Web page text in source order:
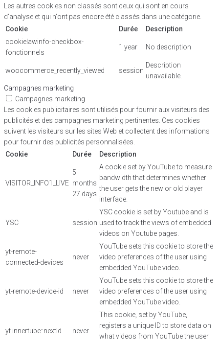
Les autres cookies non classés sont ceux qui sont en cours
d'analyse et qui n'ont pas encore été classés dans une catégorie.
Cookie
Durée
Description
cookielawinfo-checkbox-
fonctionnels
1 year No description
woocommerce_recently_viewed session
Description
unavailable.
Campagnes marketing
Campagnes marketing
Les cookies publicitaires sont utilisés pour fournir aux visiteurs des
publicités et des campagnes marketing pertinentes. Ces cookies
suivent les visiteurs sur les sites Web et collectent des informations
pour fournir des publicités personnalisées.
Cookie
Durée Description
VISITOR_INFO1_LIVE
5
months
27 days
A cookie set by YouTube to measure
bandwidth that determines whether
the user gets the new or old player
interface.
YSC session
YSC cookie is set by Youtube and is
used to track the views of embedded
videos on Youtube pages.
yt-remote-
connected-devices
never
YouTube sets this cookie to store the
video preferences of the user using
embedded YouTube video.
yt-remote-device-id never
YouTube sets this cookie to store the
video preferences of the user using
embedded YouTube video.
yt.innertube::nextId never
This cookie, set by YouTube,
registers a unique ID to store data on
what videos from YouTube the user